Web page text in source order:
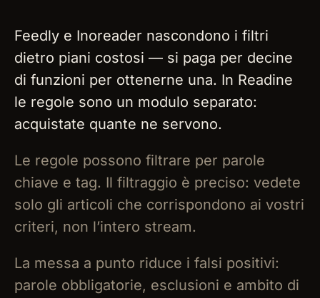
Feedly e Inoreader nascondono i filtri
dietro piani costosi — si paga per decine
di funzioni per ottenerne una. In Readine
le regole sono un modulo separato:
acquistate quante ne servono.
Le regole possono filtrare per parole
chiave e tag. Il filtraggio è preciso: vedete
solo gli articoli che corrispondono ai vostri
criteri, non l’intero stream.
La messa a punto riduce i falsi positivi:
parole obbligatorie, esclusioni e ambito di